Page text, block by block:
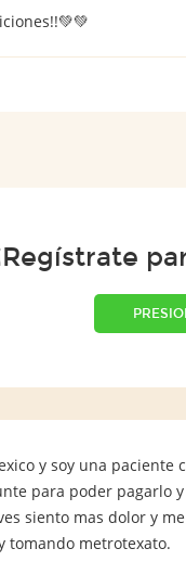
y soy una
para poder pagarlo
siento mas dolor y
tomando metrotexato.